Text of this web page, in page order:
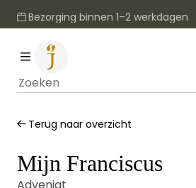
Bezorging binnen 1–2 werkdagen
Terug naar overzicht
Mijn Franciscus